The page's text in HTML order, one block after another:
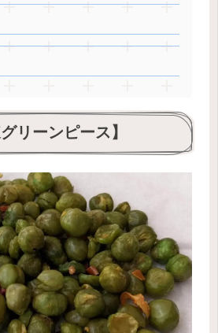
リーンピース】